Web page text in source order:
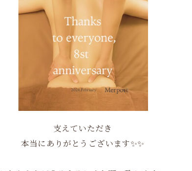
支えていただき
本当にありがとうございます✨✨